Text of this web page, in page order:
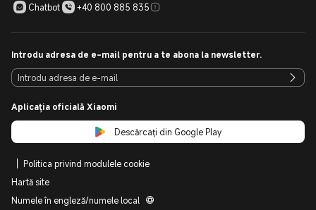
Chatbot
+40 800 885 835
Introdu adresa de e-mail pentru a te abona la newsletter.
Aplicația oficială Xiaomi
Descărcați din Google Play
Politica privind modulele cookie
Hartă site
Numele în engleză/numele local